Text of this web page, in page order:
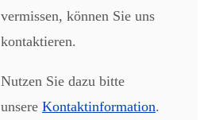
vermissen, können Sie uns
kontaktieren.
Nutzen Sie dazu bitte
unsere Kontaktinformation.